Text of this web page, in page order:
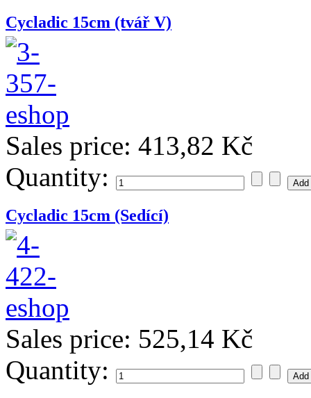
Cycladic 15cm (tvář V)
Sales price: 413,82 Kč
Quantity:
Cycladic 15cm (Sedící)
Sales price: 525,14 Kč
Quantity: